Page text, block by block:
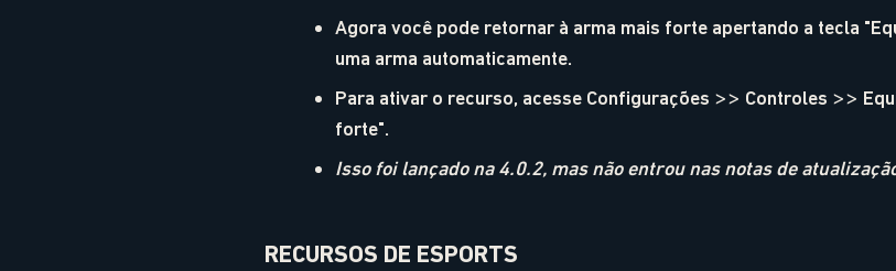
Agora você pode retornar à arma mais forte apertando a tecla
uma arma automaticamente.
Para ativar o recurso, acesse Configurações >> Controles >>
forte".
Isso foi lançado na 4.0.2, mas não entrou nas notas de
RECURSOS DE ESPORTS